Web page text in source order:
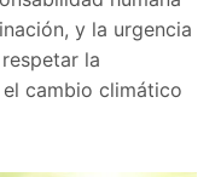
y la urgencia
la
cambio climático